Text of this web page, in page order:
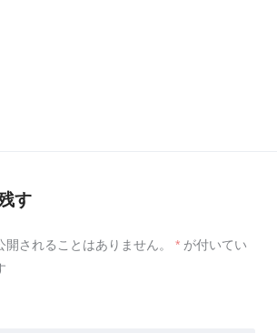
す
開されることはありません。 * が付いてい